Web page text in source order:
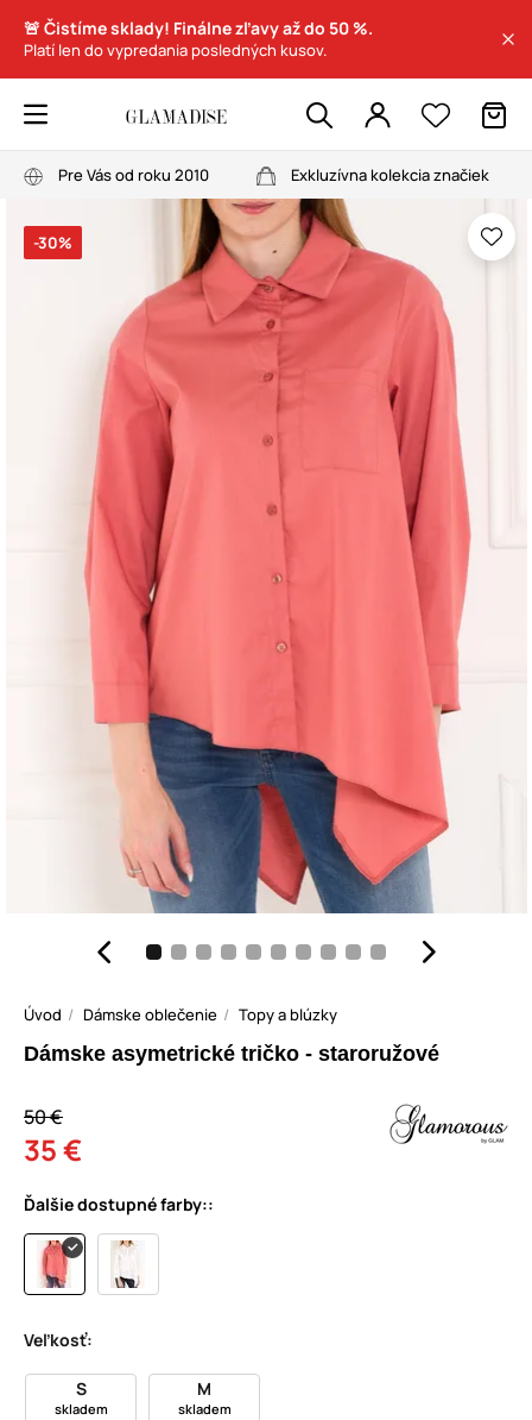
🚨 Čistíme sklady! Finálne zľavy až do 50 %.
Platí len do vypredania posledných kusov.
Pre Vás od roku 2010 Exkluzívna kolekcia značiek
-30%
Úvod Dámske oblečenie Topy a blúzky
Dámske asymetrické tričko - staroružové
50 €
35 €
Ďalšie dostupné farby::
Veľkosť:
S
skladem
M
skladem